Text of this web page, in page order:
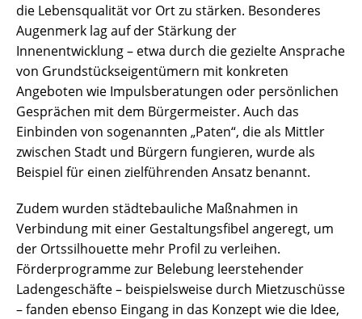
die Lebensqualität vor Ort zu stärken. Besonderes
Augenmerk lag auf der Stärkung der
Innenentwicklung – etwa durch die gezielte Ansprache
von Grundstückseigentümern mit konkreten
Angeboten wie Impulsberatungen oder persönlichen
Gesprächen mit dem Bürgermeister. Auch das
Einbinden von sogenannten „Paten“, die als Mittler
zwischen Stadt und Bürgern fungieren, wurde als
Beispiel für einen zielführenden Ansatz benannt.
Zudem wurden städtebauliche Maßnahmen in
Verbindung mit einer Gestaltungsfibel angeregt, um
der Ortssilhouette mehr Profil zu verleihen.
Förderprogramme zur Belebung leerstehender
Ladengeschäfte – beispielsweise durch Mietzuschüsse
– fanden ebenso Eingang in das Konzept wie die Idee,